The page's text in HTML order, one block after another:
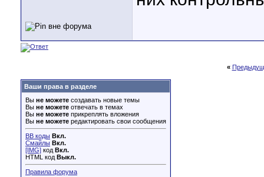
«
Ваши права в разделе
Вы не можете создавать новые темы
Вы не можете отвечать в темах
Вы не можете прикреплять вложения
Вы не можете редактировать свои сообщения
BB коды Вкл.
Смайлы Вкл.
[IMG] код Вкл.
HTML код Выкл.
Правила форума